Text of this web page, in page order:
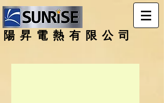
陽昇電熱有限公司